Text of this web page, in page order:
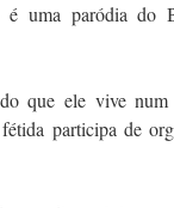
uma paródia do
que ele vive
participa de